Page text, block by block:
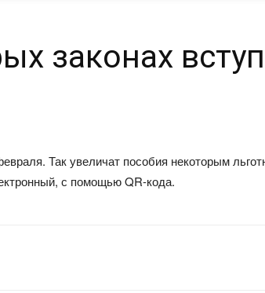
законах
Так увеличат пособия некоторым
с помощью QR-кода.